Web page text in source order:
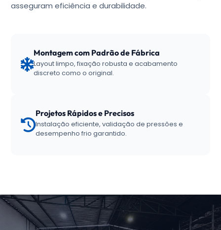
asseguram eficiência e durabilidade.
Montagem com Padrão de Fábrica
Layout limpo, fixação robusta e acabamento
discreto como o original.
Projetos Rápidos e Precisos
Instalação eficiente, validação de pressões e
desempenho frio garantido.